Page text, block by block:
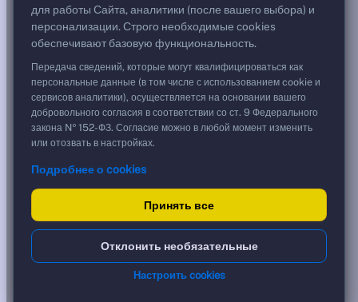
1 109,90 ₽
Срок, лет
2,43
Дюрация, лет
1,89
Рейтинг
B+
Тип
Корпоративная
Фикс
Доходность и цена
YTM эффективная
09.01.2029
для работы Сайта, аналитики (после вашего выбора) и
персонализации. Строго необходимые cookies
обеспечивают базовую функциональность.
Передача сведений, которые могут квалифицироваться как
персональные данные (в том числе с использованием cookie и
сервисов аналитики), осуществляется на основании вашего
добровольного согласия в соответствии со ст. 9 Федерального
закона № 152-ФЗ. Согласие можно в любой момент изменить
или отозвать в настройках.
Подробнее о cookies
Принять все
Отклонить необязательные
Настроить cookies